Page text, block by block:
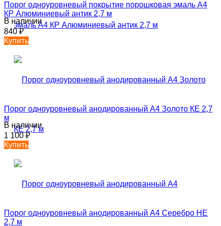
Порог одноуровневый покрытие порошковая эмаль А4
КР Алюминиевый антик 2,7 м
В наличии
840₽
Купить
Порог одноуровневый анодированный А4 Золото КЕ 2,7
м
В наличии
1 100₽
Купить
Порог одноуровневый анодированный А4 Серебро НЕ
2,7 м